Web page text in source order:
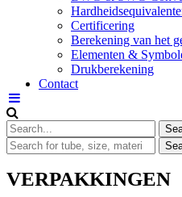
Certificering
Berekening van het
Elementen &
Drukberekening
Contact
VERPAKKINGEN